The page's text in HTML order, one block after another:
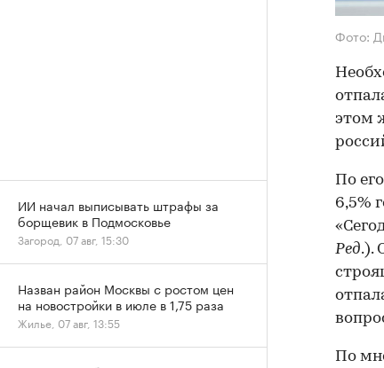
Фото:
этом
По
6,5%
Ред.).
По
ИИ начал выписывать штрафы за
борщевик в Подмосковье
Загород, 07 авг, 15:30
Назван район Москвы с ростом цен
на новостройки в июле в 1,75 раза
Жилье, 07 авг, 13:55